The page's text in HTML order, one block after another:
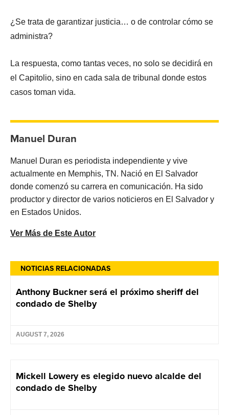
NOTICIAS RELACIONADAS
Anthony Buckner será el próximo sheriff del
condado de Shelby
AUGUST 7, 2026
Mickell Lowery es elegido nuevo alcalde del
condado de Shelby
¿Se trata de garantizar justicia… o de controlar cómo se
administra?
La respuesta, como tantas veces, no solo se decidirá en
el Capitolio, sino en cada sala de tribunal donde estos
casos toman vida.
Manuel Duran
Manuel Duran es periodista independiente y vive
actualmente en Memphis, TN. Nació en El Salvador
donde comenzó su carrera en comunicación. Ha sido
productor y director de varios noticieros en El Salvador y
en Estados Unidos.
Ver Más de Este Autor